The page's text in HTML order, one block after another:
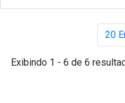
20
Exibindo 1 - 6 de 6